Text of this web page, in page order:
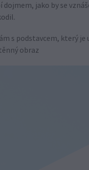
dojmem, jako by se
s podstavcem, který
obraz